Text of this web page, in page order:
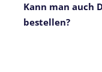
Kann man auch
bestellen?